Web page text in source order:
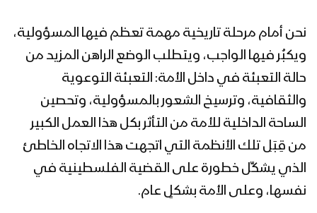
الحوثي بمناسبة يوم القدس العالمي
1441هـ
زامل وعد الآخرة | عيسى الليث – 1441هـ
كلمة السيد القائد عبدالملك بدرالدين
الحوثي في مهرجان قادة محور المقاومة
نحن أمام مرحلة تاريخية مهمة تعظم فيها المسؤولية،
ويكبُر فيها الواجب، ويتطلب الوضع الراهن المزيد من
حالة التعبئة في داخل الأمة: التعبئة التوعوية
والثقافية، وترسيخ الشعور بالمسؤولية، وتحصين
الساحة الداخلية للأمة من التأثر بكل هذا العمل الكبير
من قِبَلِ تلك الأنظمة التي اتجهت هذا الاتجاه الخاطئ
الذي يشكِّل خطورة على القضية الفلسطينية في
نفسها، وعلى الأمة بشكلٍ عام.